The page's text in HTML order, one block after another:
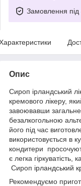
Замовлення під
Опис
Сироп ірландський
кремового лікеру,
завоювавши
безалкогольною
його під час
використовується в
кондитери
є легка гіркуватість,
Сироп ірландський
Рекомендуємо